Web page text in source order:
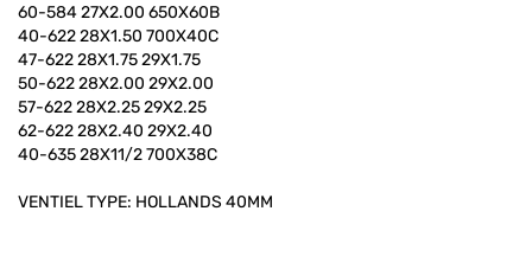
60-584 27X2.00 650X60B
40-622 28X1.50 700X40C
47-622 28X1.75 29X1.75
50-622 28X2.00 29X2.00
57-622 28X2.25 29X2.25
62-622 28X2.40 29X2.40
40-635 28X11/2 700X38C
VENTIEL TYPE: HOLLANDS 40MM